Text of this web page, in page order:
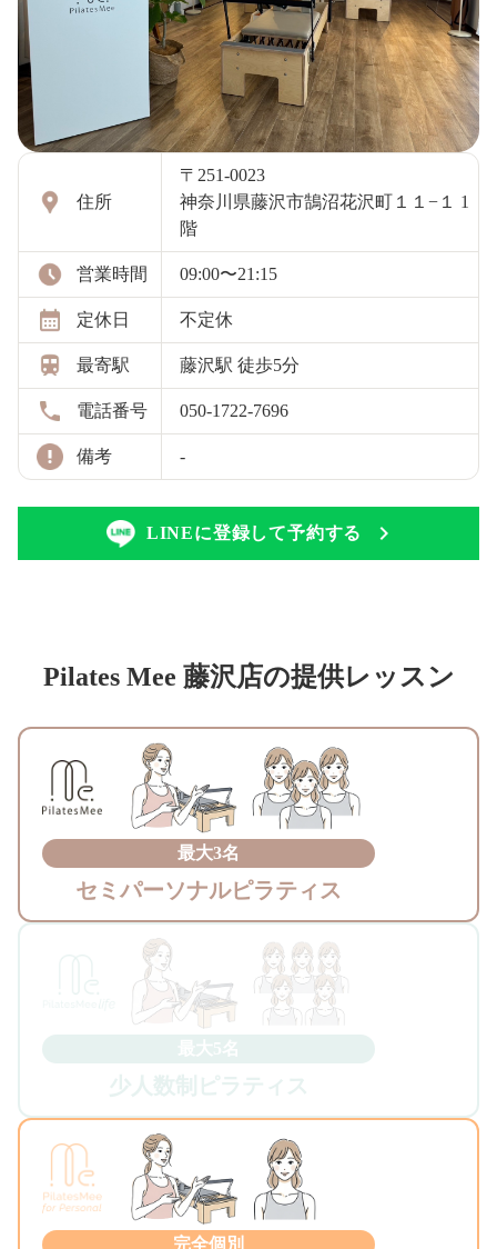
住所
〒251-0023
神奈川県藤沢市鵠沼花沢町１１−１ 1
階
営業時間 09:00〜21:15
定休日 不定休
最寄駅 藤沢駅 徒歩5分
電話番号 050-1722-7696
備考 -
LINEに登録して予約する
Pilates Mee 藤沢店の提供レッスン
最大3名
セミパーソナルピラティス
最大5名
少人数制ピラティス
完全個別